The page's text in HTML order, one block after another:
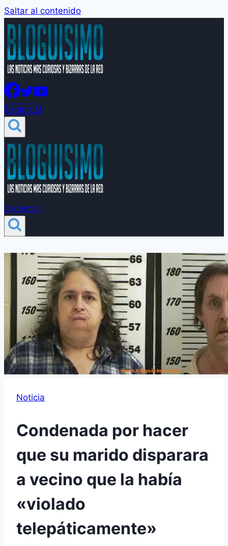
Saltar al contenido
Groleros!
Groleros!
Noticia
Condenada por hacer
que su marido disparara
a vecino que la había
«violado
telepáticamente»